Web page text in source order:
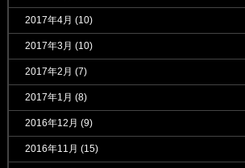
2017年4月 (10)
2017年3月 (10)
2017年2月 (7)
2017年1月 (8)
2016年12月 (9)
2016年11月 (15)